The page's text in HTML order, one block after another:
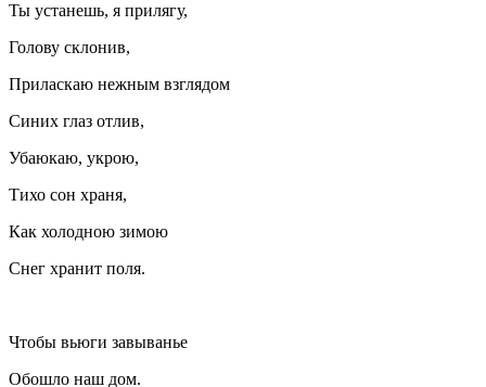
Ты устанешь, я прилягу,
Голову склонив,
Приласкаю нежным взглядом
Синих глаз отлив,
Убаюкаю, укрою,
Тихо сон храня,
Как холодною зимою
Снег хранит поля.
Чтобы вьюги завыванье
Обошло наш дом.